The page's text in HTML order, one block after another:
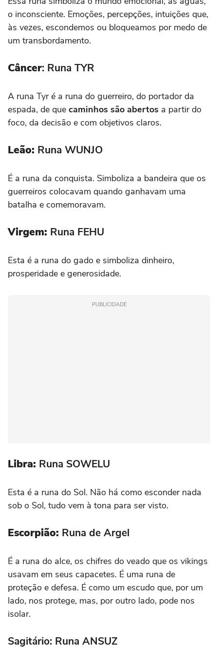
o inconsciente. Emoções, percepções, intuições que,
às vezes, escondemos ou bloqueamos por medo de
um transbordamento.
Câncer: Runa TYR
A runa Tyr é a runa do guerreiro, do portador da
espada, de que caminhos são abertos a partir do
foco, da decisão e com objetivos claros.
Leão: Runa WUNJO
É a runa da conquista. Simboliza a bandeira que os
guerreiros colocavam quando ganhavam uma
batalha e comemoravam.
Virgem: Runa FEHU
Esta é a runa do gado e simboliza dinheiro,
prosperidade e generosidade.
PUBLICIDADE
Libra: Runa SOWELU
Esta é a runa do Sol. Não há como esconder nada
sob o Sol, tudo vem à tona para ser visto.
Escorpião: Runa de Argel
É a runa do alce, os chifres do veado que os vikings
usavam em seus capacetes. É uma runa de
proteção e defesa. É como um escudo que, por um
lado, nos protege, mas, por outro lado, pode nos
isolar.
Sagitário: Runa ANSUZ